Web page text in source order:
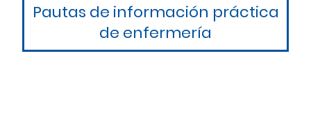
Pautas de información práctica
de enfermería